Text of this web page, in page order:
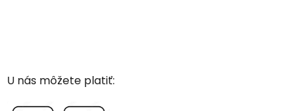
U nás môžete platiť: